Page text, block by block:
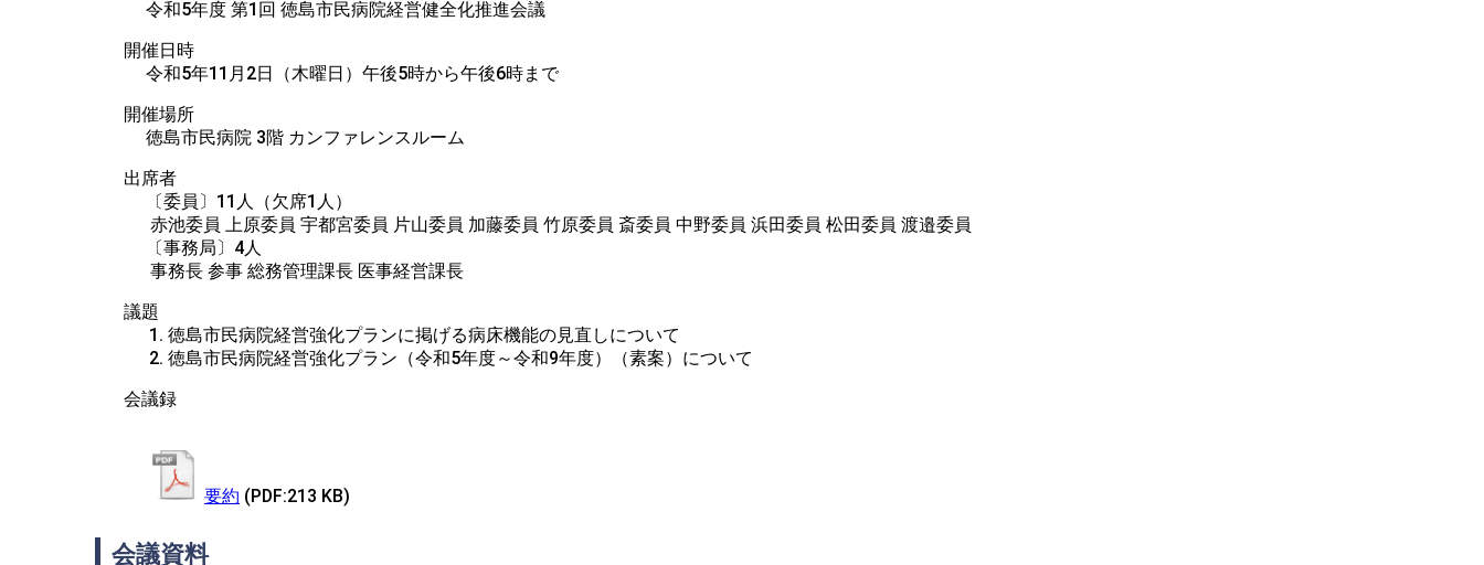
令和5年度 第1回 徳島市民病院経営健全化推進会議
開催日時
令和5年11月2日（木曜日）午後5時から午後6時まで
開催場所
徳島市民病院 3階 カンファレンスルーム
出席者
〔委員〕11人（欠席1人）
赤池委員 上原委員 宇都宮委員 片山委員 加藤委員 竹原委員 斎委員 中野委員 浜田委員 松田委員 渡邉委員
〔事務局〕4人
事務長 参事 総務管理課長 医事経営課長
議題
徳島市民病院経営強化プランに掲げる病床機能の見直しについて
徳島市民病院経営強化プラン（令和5年度～令和9年度）（素案）について
会議録
要約 (PDF:213 KB)
会議資料